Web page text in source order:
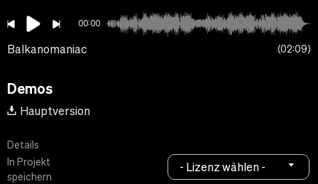
00:00
Balkanomaniac 02:09
Demos
Hauptversion
Details
In Projekt
speichern
- Lizenz wählen -